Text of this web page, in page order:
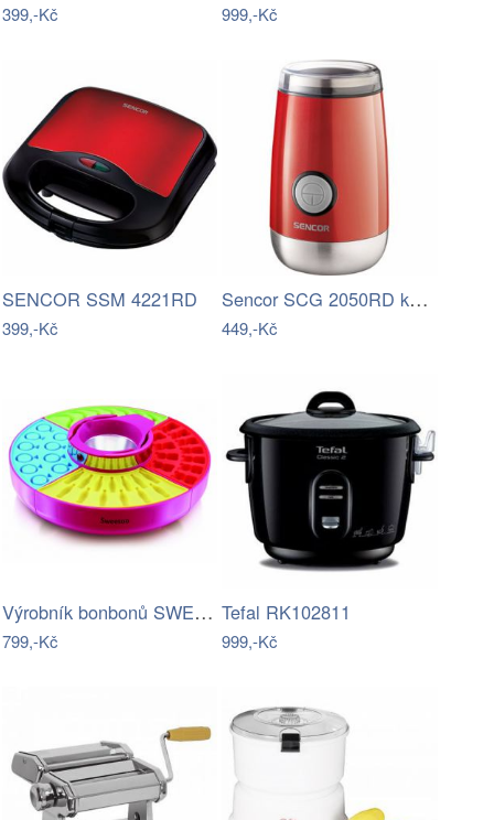
399,-Kč 999,-Kč
SENCOR SSM 4221RD
399,-Kč
Sencor SCG 2050RD kávomlýnek, červená
449,-Kč
Výrobník bonbonů SWEETOO SCM001
799,-Kč
Tefal RK102811
999,-Kč